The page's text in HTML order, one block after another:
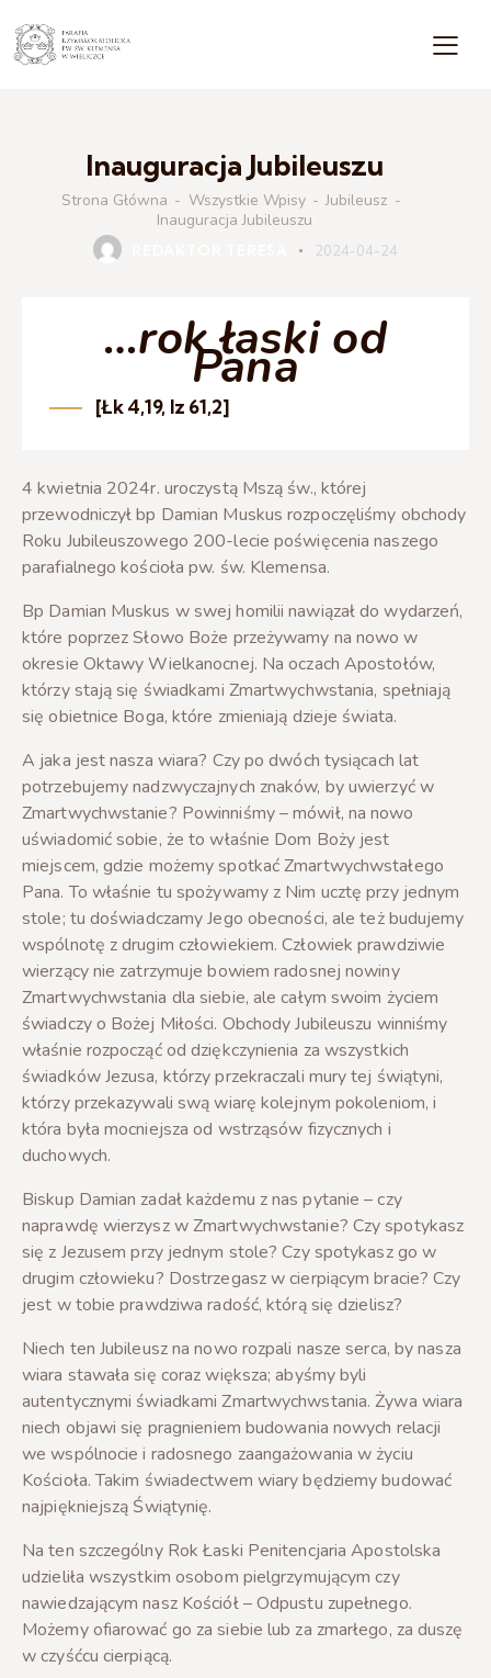
Inauguracja Jubileuszu
Strona Główna Wszystkie Wpisy
Jubileusz
Inauguracja Jubileuszu
JUBILEUSZ
2024-04-24
…rok łaski od
Pana
[Łk 4,19, Iz 61,2]
4 kwietnia 2024r. uroczystą Mszą św., której
przewodniczył bp Damian Muskus rozpoczęliśmy obchody
Roku Jubileuszowego 200-lecie poświęcenia naszego
parafialnego kościoła pw. św. Klemensa.
Bp Damian Muskus w swej homilii nawiązał do wydarzeń,
które poprzez Słowo Boże przeżywamy na nowo w
okresie Oktawy Wielkanocnej. Na oczach Apostołów,
którzy stają się świadkami Zmartwychwstania, spełniają
się obietnice Boga, które zmieniają dzieje świata.
A jaka jest nasza wiara? Czy po dwóch tysiącach lat
potrzebujemy nadzwyczajnych znaków, by uwierzyć w
Zmartwychwstanie? Powinniśmy – mówił, na nowo
uświadomić sobie, że to właśnie Dom Boży jest
miejscem, gdzie możemy spotkać Zmartwychwstałego
Pana. To właśnie tu spożywamy z Nim ucztę przy jednym
stole; tu doświadczamy Jego obecności, ale też budujemy
wspólnotę z drugim człowiekiem. Człowiek prawdziwie
wierzący nie zatrzymuje bowiem radosnej nowiny
Zmartwychwstania dla siebie, ale całym swoim życiem
świadczy o Bożej Miłości. Obchody Jubileuszu winniśmy
właśnie rozpocząć od dziękczynienia za wszystkich
świadków Jezusa, którzy przekraczali mury tej świątyni,
którzy przekazywali swą wiarę kolejnym pokoleniom, i
która była mocniejsza od wstrząsów fizycznych i
duchowych.
Biskup Damian zadał każdemu z nas pytanie – czy
naprawdę wierzysz w Zmartwychwstanie? Czy spotykasz
się z Jezusem przy jednym stole? Czy spotykasz go w
drugim człowieku? Dostrzegasz w cierpiącym bracie? Czy
jest w tobie prawdziwa radość, którą się dzielisz?
Niech ten Jubileusz na nowo rozpali nasze serca, by nasza
wiara stawała się coraz większa; abyśmy byli
autentycznymi świadkami Zmartwychwstania. Żywa wiara
niech objawi się pragnieniem budowania nowych relacji
we wspólnocie i radosnego zaangażowania w życiu
Kościoła. Takim świadectwem wiary będziemy budować
najpiękniejszą Świątynię.
Na ten szczególny Rok Łaski Penitencjaria Apostolska
udzieliła wszystkim osobom pielgrzymującym czy
nawiedzającym nasz Kościół – Odpustu zupełnego.
Możemy ofiarować go za siebie lub za zmarłego, za duszę
w czyśćcu cierpiącą.